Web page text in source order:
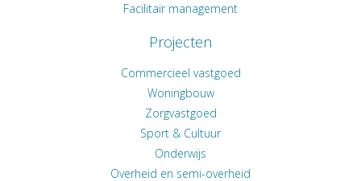
Facilitair management
Projecten
Commercieel vastgoed
Woningbouw
Zorgvastgoed
Sport & Cultuur
Onderwijs
Overheid en semi-overheid